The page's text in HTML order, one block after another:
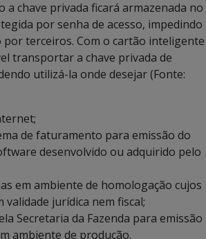
a chave privada ficará armazenada no
por senha de acesso, impedindo
por terceiros. Com o cartão inteligente
transportar a chave privada de
utilizá-la onde desejar (Fonte:
de faturamento para emissão do
desenvolvido ou adquirido pelo
em ambiente de homologação cujos
validade jurídica nem fiscal;
Secretaria da Fazenda para emissão
ambiente de produção.